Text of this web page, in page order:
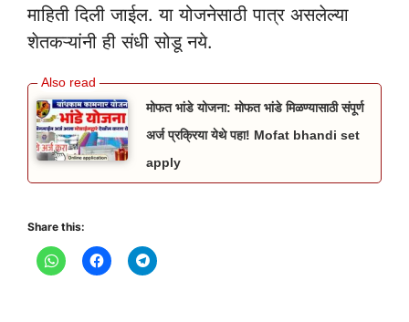
माहिती दिली जाईल. या योजनेसाठी पात्र असलेल्या
शेतकऱ्यांनी ही संधी सोडू नये.
मोफत भांडे योजना: मोफत भांडे मिळण्यासाठी संपूर्ण
अर्ज प्रक्रिया येथे पहा! Mofat bhandi set
apply
Share this: